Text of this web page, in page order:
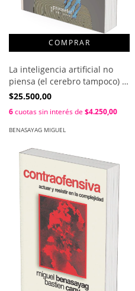
La inteligencia artificial no
piensa (el cerebro tampoco) /
Miguel Benasayag - Ariel
$25.500,00
6cuotas sin interés de $4.250,00
BENASAYAG MIGUEL